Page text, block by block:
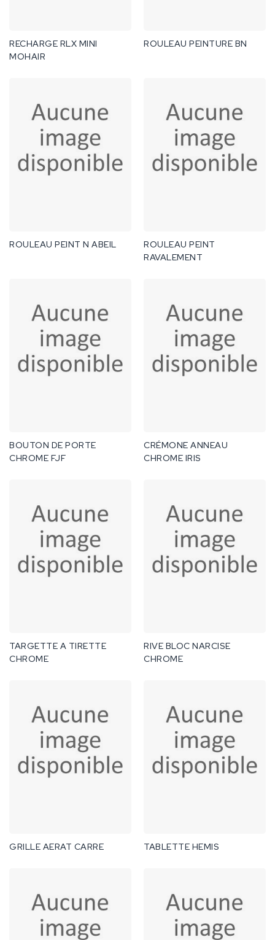
RECHARGE RLX MINI
MOHAIR
ROULEAU PEINTURE BN
ROULEAU PEINT N ABEIL
ROULEAU PEINT
RAVALEMENT
BOUTON DE PORTE
CHROME FJF
CRÉMONE ANNEAU
CHROME IRIS
TARGETTE A TIRETTE
CHROME
RIVE BLOC NARCISE
CHROME
GRILLE AERAT CARRE TABLETTE HEMIS